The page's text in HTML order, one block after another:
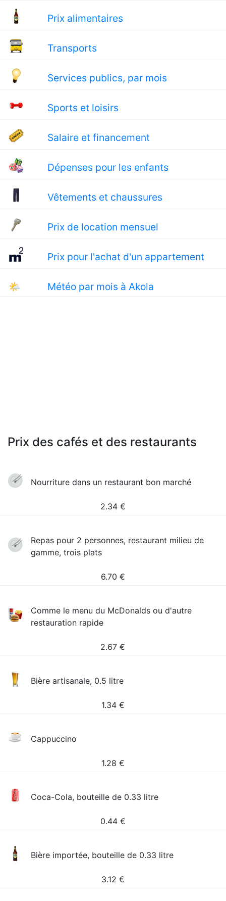
Prix alimentaires
Transports
Services publics, par mois
Sports et loisirs
Salaire et financement
Dépenses pour les enfants
Vêtements et chaussures
Prix de location mensuel
Prix pour l'achat d'un appartement
🌤 Météo par mois à Akola
Prix des cafés et des restaurants
Nourriture dans un restaurant bon marché
2.34 €
Repas pour 2 personnes, restaurant milieu de
gamme, trois plats
6.70 €
Comme le menu du McDonalds ou d'autre
restauration rapide
2.67 €
Bière artisanale, 0.5 litre
1.34 €
Cappuccino
1.28 €
Coca-Cola, bouteille de 0.33 litre
0.44 €
Bière importée, bouteille de 0.33 litre
3.12 €